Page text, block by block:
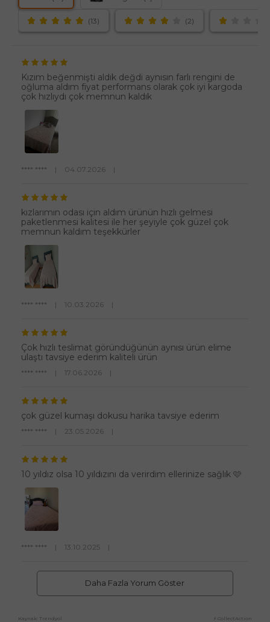
(13) (2)
Kızım beğenmişti aldık değdi aynısın farlı rengini de
oğluma aldım fiyat performans olarak çok iyi kargoda
çok hızlıydı çok memnun kaldık
**** **** | 04.07.2026 |
kızlarımın odası için aldım ürünün hızlı gelmesi
paketlenmesi kalitesi ile her şeyiyle çok güzel çok
memnun kaldım teşekkürler
**** **** | 10.03.2026 |
Çok hızlı teslimat göründüğünün aynısı ürün elime
ulaştı tavsiye ederim kaliteli ürün
**** **** | 17.06.2026 |
çok güzel kumaşı dokusu harika tavsiye ederim
**** **** | 23.05.2026 |
10 yıldız olsa 10 yıldızını da verirdim ellerinize sağlık 🩷
**** **** | 13.10.2025 |
Daha Fazla Yorum Göster
Kaynak: Trendyol ⚡ CollectAction